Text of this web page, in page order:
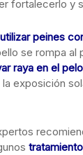
fortalecerlo y
utilizar peines
se rompa al
raya en el pelo
exposición